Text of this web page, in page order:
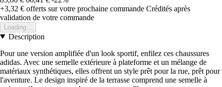
+3,32 € offerts sur votre prochaine commande Crédités après
validation de votre commande
Loading...
Description
Pour une version amplifiée d'un look sportif, enfilez ces chaussures
adidas. Avec une semelle extérieure à plateforme et un mélange de
matériaux synthétiques, elles offrent un style prêt pour la rue, prêt pour
l'aventure. Le design inspiré de la terrasse comprend une semelle à